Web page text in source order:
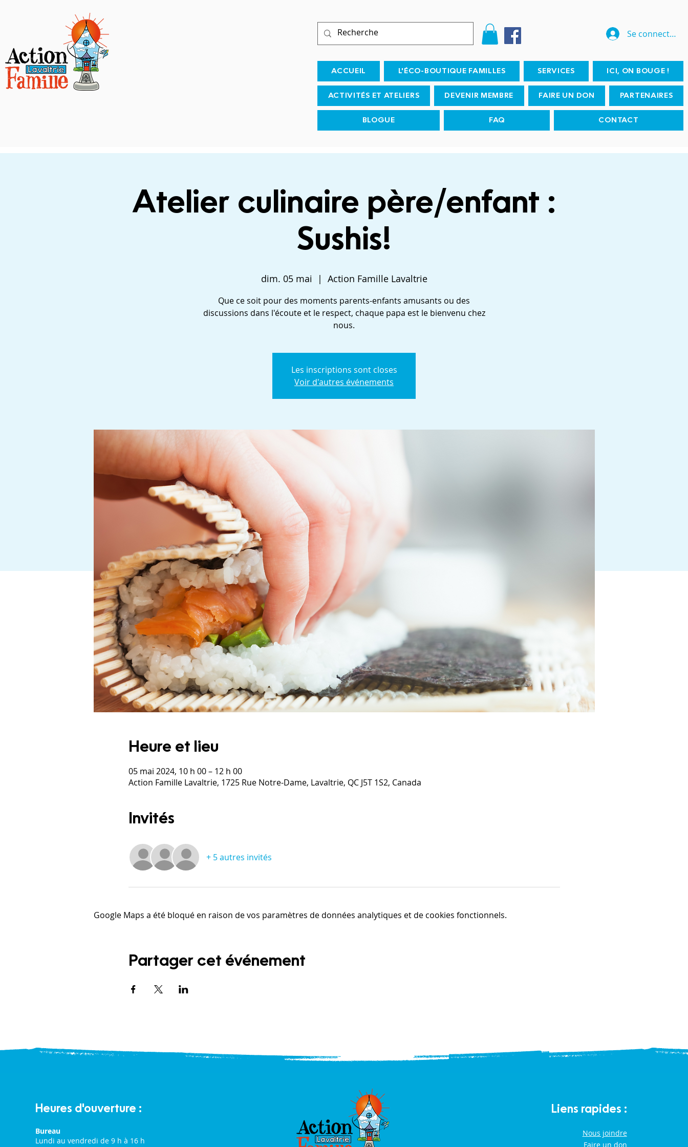
Se connecter
ACCUEIL L'ÉCO-BOUTIQUE FAMILLES SERVICES ICI, ON BOUGE !
ACTIVITÉS ET ATELIERS DEVENIR MEMBRE FAIRE UN DON PARTENAIRES
BLOGUE FAQ CONTACT
Atelier culinaire père/enfant :
Sushis!
dim. 05 mai
  |
Action Famille Lavaltrie
Que ce soit pour des moments parents-enfants amusants ou des
discussions dans l'écoute et le respect, chaque papa est le bienvenu chez
nous.
Les inscriptions sont closes
Voir d'autres événements
Heure et lieu
05 mai 2024, 10 h 00 – 12 h 00
Action Famille Lavaltrie, 1725 Rue Notre-Dame, Lavaltrie, QC J5T 1S2, Canada
Invités
+ 5 autres invités
Google Maps a été bloqué en raison de vos paramètres de données analytiques et de cookies fonctionnels.
Partager cet événement
Heures d'ouverture :
Bureau
Lundi au vendredi de 9 h à 16 h
Liens rapides :
Nous joindre
Faire un don